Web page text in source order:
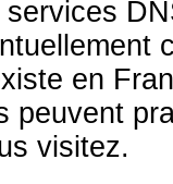
en
peuvent
visitez.